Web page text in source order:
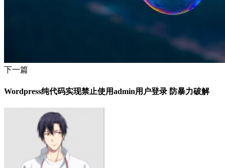
下一篇
Wordpress纯代码实现禁止使用admin用户登录 防暴力破解